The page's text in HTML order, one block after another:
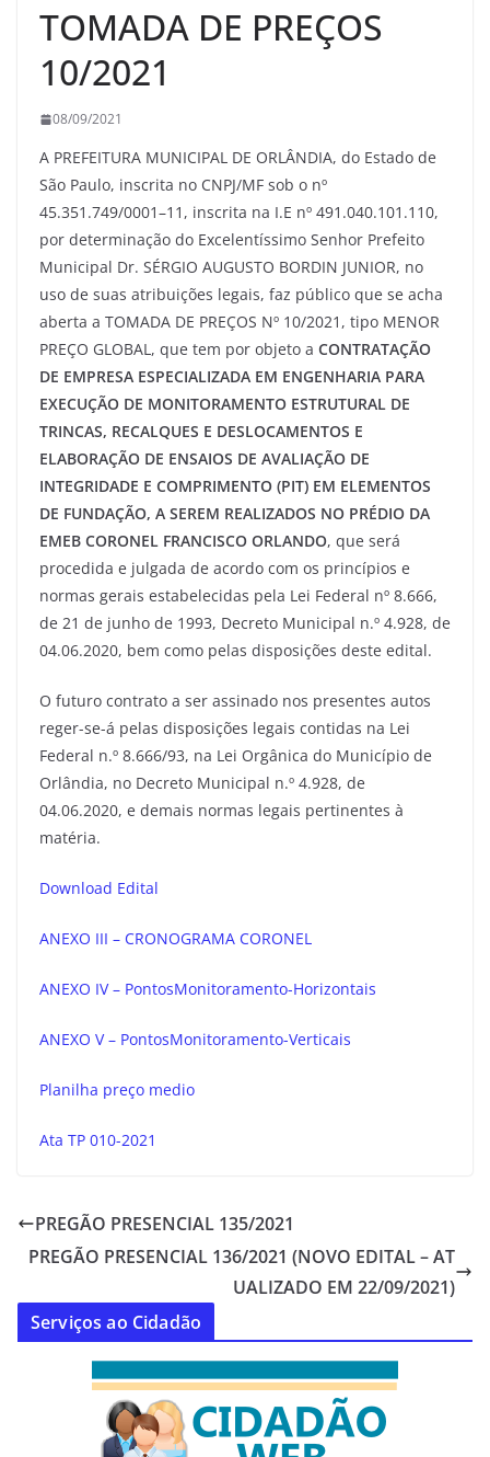
TOMADA DE PREÇOS
10/2021
08/09/2021
A PREFEITURA MUNICIPAL DE ORLÂNDIA, do Estado de
São Paulo, inscrita no CNPJ/MF sob o nº
45.351.749/0001–11, inscrita na I.E nº 491.040.101.110,
por determinação do Excelentíssimo Senhor Prefeito
Municipal Dr. SÉRGIO AUGUSTO BORDIN JUNIOR, no
uso de suas atribuições legais, faz público que se acha
aberta a TOMADA DE PREÇOS Nº 10/2021, tipo MENOR
PREÇO GLOBAL, que tem por objeto a CONTRATAÇÃO
DE EMPRESA ESPECIALIZADA EM ENGENHARIA PARA
EXECUÇÃO DE MONITORAMENTO ESTRUTURAL DE
TRINCAS, RECALQUES E DESLOCAMENTOS E
ELABORAÇÃO DE ENSAIOS DE AVALIAÇÃO DE
INTEGRIDADE E COMPRIMENTO (PIT) EM ELEMENTOS
DE FUNDAÇÃO, A SEREM REALIZADOS NO PRÉDIO DA
EMEB CORONEL FRANCISCO ORLANDO, que será
procedida e julgada de acordo com os princípios e
normas gerais estabelecidas pela Lei Federal nº 8.666,
de 21 de junho de 1993, Decreto Municipal n.º 4.928, de
04.06.2020, bem como pelas disposições deste edital.
O futuro contrato a ser assinado nos presentes autos
reger-se-á pelas disposições legais contidas na Lei
Federal n.º 8.666/93, na Lei Orgânica do Município de
Orlândia, no Decreto Municipal n.º 4.928, de
04.06.2020, e demais normas legais pertinentes à
matéria.
Download Edital
ANEXO III – CRONOGRAMA CORONEL
ANEXO IV – PontosMonitoramento-Horizontais
ANEXO V – PontosMonitoramento-Verticais
Planilha preço medio
Ata TP 010-2021
PREGÃO PRESENCIAL 135/2021
PREGÃO PRESENCIAL 136/2021 (NOVO EDITAL – AT
UALIZADO EM 22/09/2021)
Serviços ao Cidadão